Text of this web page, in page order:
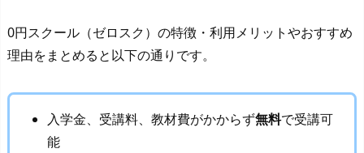
0円スクール（ゼロスク）の特徴・利用メリットやおすすめ
理由をまとめると以下の通りです。
入学金、受講料、教材費がかからず無料で受講可
能